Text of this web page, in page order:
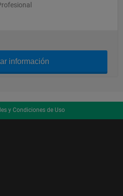
información
y Condiciones de Uso